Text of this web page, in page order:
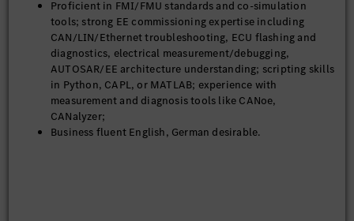
Proficient in FMI/FMU standards and co-simulation
tools; strong EE commissioning expertise including
CAN/LIN/Ethernet troubleshooting, ECU flashing and
diagnostics, electrical measurement/debugging,
AUTOSAR/EE architecture understanding; scripting skills
in Python, CAPL, or MATLAB; experience with
measurement and diagnosis tools like CANoe,
CANalyzer;
Business fluent English, German desirable.